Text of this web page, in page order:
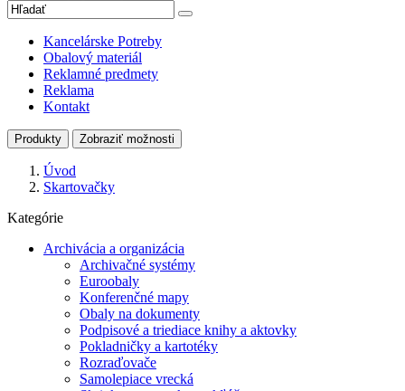
Kancelárske Potreby
Obalový materiál
Reklamné predmety
Reklama
Kontakt
Produkty Zobraziť možnosti
Úvod
Skartovačky
Kategórie
Archivácia a organizácia
Archivačné systémy
Euroobaly
Konferenčné mapy
Obaly na dokumenty
Podpisové a triediace knihy a aktovky
Pokladničky a kartotéky
Rozraďovače
Samolepiace vrecká